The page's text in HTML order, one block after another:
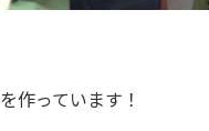
作っています！